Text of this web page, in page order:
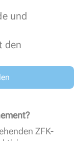
und
den
ZFK-